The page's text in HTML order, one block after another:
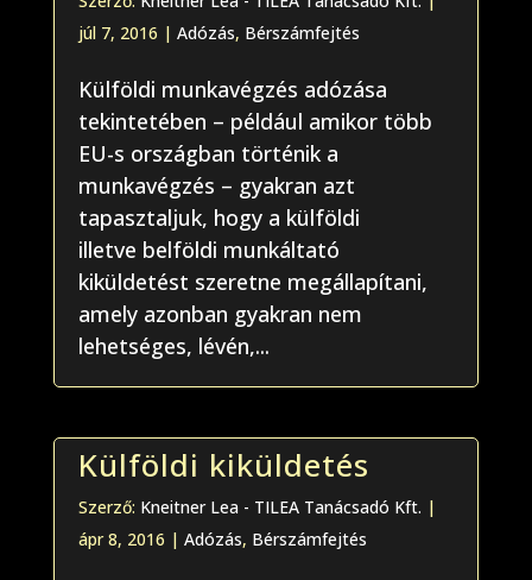
júl 7, 2016 | Adózás, Bérszámfejtés
Külföldi munkavégzés adózása
tekintetében – például amikor több
EU-s országban történik a
munkavégzés – gyakran azt
tapasztaljuk, hogy a külföldi
illetve belföldi munkáltató
kiküldetést szeretne megállapítani,
amely azonban gyakran nem
lehetséges, lévén,...
Külföldi kiküldetés
Szerző: Kneitner Lea - TILEA Tanácsadó Kft. |
ápr 8, 2016 | Adózás, Bérszámfejtés